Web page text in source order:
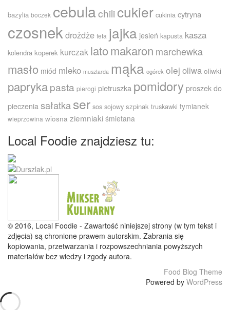
bazylia boczek cebulachili cukier cukinia cytryna
czosnek drożdże feta jajka jesień kapusta kasza
kolendra koperek kurczak latomakaron marchewka
masło miód mleko musztarda mąka ogórek olej oliwa oliwki
paprykapasta pierogi pietruszka pomidory proszek do
pieczenia sałatkaser sos sojowy szpinak truskawki tymianek
wieprzowina wiosna ziemniaki śmietana
Local Foodie znajdziesz tu:
© 2016, Local Foodie - Zawartość niniejszej strony (w tym tekst i
zdjęcia) są chronione prawem autorskim. Zabrania się
kopiowania, przetwarzania i rozpowszechniania powyższych
materiałów bez wiedzy i zgody autora.
Food Blog Theme
Powered by WordPress